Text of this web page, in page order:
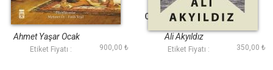
Ötekilerin Peşinde
Ahmet Yaşar Ocak
Etiket Fiyatı : 900,00 ₺
Osmanlıda Ulaşımın
Modernleşmesi
Ali Akyıldız
Etiket Fiyatı : 350,00 ₺